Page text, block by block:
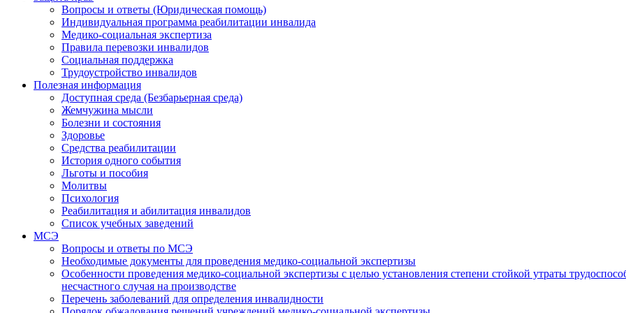
Вопросы и ответы (Юридическая помощь)
Индивидуальная программа реабилитации инвалида
Медико-социальная экспертиза
Правила перевозки инвалидов
Социальная поддержка
Трудоустройство инвалидов
Полезная информация
Доступная среда (Безбарьерная среда)
Жемчужина мысли
Болезни и состояния
Здоровье
Средства реабилитации
История одного события
Льготы и пособия
Молитвы
Психология
Реабилитация и абилитация инвалидов
Список учебных заведений
МСЭ
Вопросы и ответы по МСЭ
Необходимые документы для проведения медико-социальной экспертизы
Особенности проведения медико-социальной экспертизы с целью установления степени стойкой утраты
несчастного случая на производстве
Перечень заболеваний для определения инвалидности